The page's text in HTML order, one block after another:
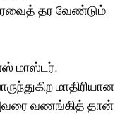
தர வேண்டும்
மாஸ்டர்.
மாதிரியான
அவரை வணங்கித் தான்